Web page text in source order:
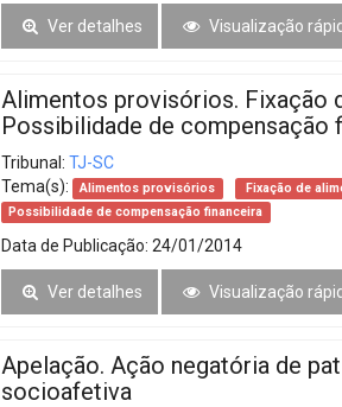
Ver detalhes Visualização
Alimentos provisórios. Fixação
Possibilidade de compensação
Tribunal: TJ-SC
Tema(s):
Alimentos provisórios
Fixação de
Possibilidade de compensação financeira
Data de Publicação: 24/01/2014
Ver detalhes Visualização
Apelação. Ação negatória de
socioafetiva